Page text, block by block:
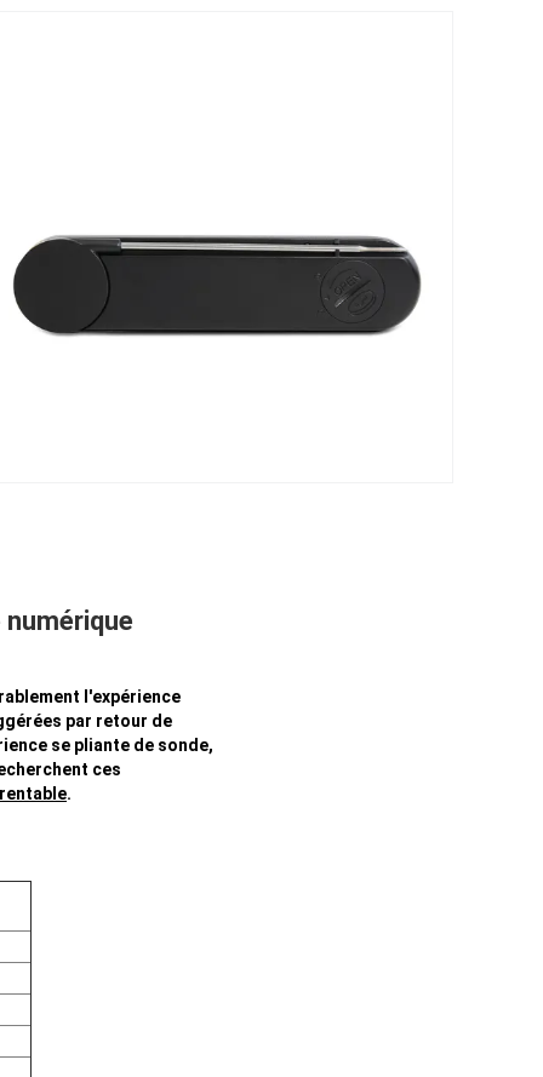
l'expérience
par retour de
se pliante de sonde,
ces
.